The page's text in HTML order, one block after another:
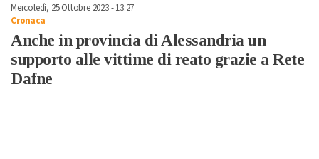
Mercoledì, 25 Ottobre 2023 - 13:27
Cronaca
Anche in provincia di Alessandria un
supporto alle vittime di reato grazie a Rete
Dafne